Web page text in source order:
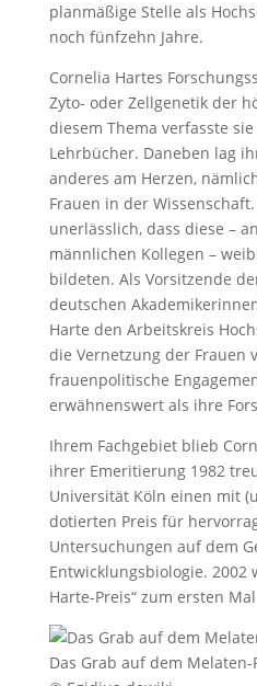
planmäßige Stelle als
noch fünfzehn Jahre.
Cornelia Hartes
Zyto- oder Zellgenetik der
diesem Thema verfasste
Lehrbücher. Daneben lag
anderes am Herzen,
Frauen in der
unerlässlich, dass diese –
männlichen Kollegen –
bildeten. Als Vorsitzende
deutschen
Harte den Arbeitskreis
die Vernetzung der Frauen
frauenpolitische
erwähnenswert als ihre
Ihrem Fachgebiet blieb
ihrer Emeritierung 1982
Universität Köln einen mit
dotierten Preis für
Untersuchungen auf dem
Entwicklungsbiologie. 2002
Harte-Preis“ zum ersten
Das Grab auf dem Melaten-